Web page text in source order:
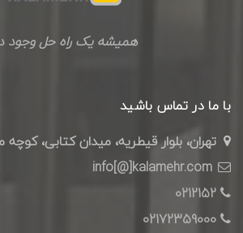
همیشه یک راه حل وجود
با ما در تماس باشید
تهران، بلوار قیطریه، میدان کتابی، کوچه
0212152
02172359000